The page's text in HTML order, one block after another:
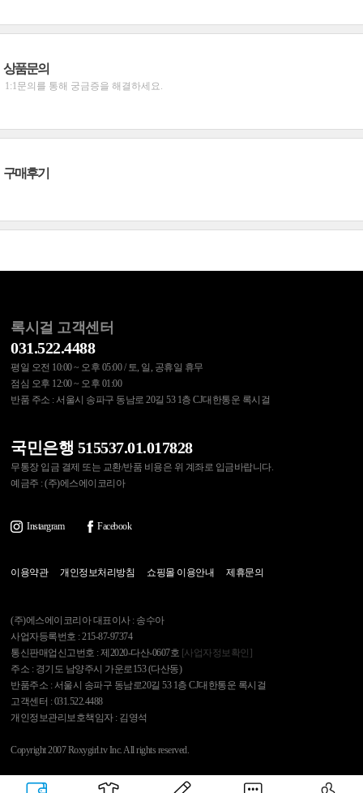
상품문의
1:1문의를 통해 궁금증을 해결하세요.
구매후기
록시걸 고객센터
031.522.4488
평일 오전 10:00 ~ 오후 05:00 / 토, 일, 공휴일 휴무
점심 오후 12:00 ~ 오후 01:00
반품 주소 : 서울시 송파구 동남로 20길 53 1층 CJ대한통운 록시걸
국민은행 515537.01.017828
무통장 입금 결제 또는 교환/반품 비용은 위 계좌로 입금바랍니다.
예금주 : (주)에스에이코리아
Instargram Facebook
이용약관 개인정보처리방침 쇼핑몰 이용안내 제휴문의
(주)에스에이코리아 대표이사 : 송수아
사업자등록번호 : 215-87-97374
통신판매업신고번호 : 제2020-다산-0607호 [사업자정보확인]
주소 : 경기도 남양주시 가운로153 (다산동)
반품주소 : 서울시 송파구 동남로20길 53 1층 CJ대한통운 록시걸
고객센터 : 031.522.4488
개인정보관리보호책임자 : 김영석
Copyright 2007 Roxygirl.tv Inc. All rights reserved.